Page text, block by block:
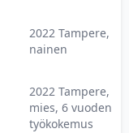
2022 Tampere,
nainen
2022 Tampere,
mies, 6 vuoden
työkokemus